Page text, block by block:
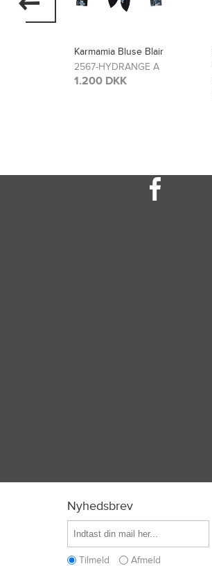
Karmamia Bluse Blair
2567-HYDRANGE A
1.200 DKK
Nyhedsbrev
Tilmeld Afmeld